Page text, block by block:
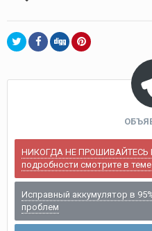
НИКОГДА НЕ
подробности смотрите в теме
Исправный аккумулятор в
проблем